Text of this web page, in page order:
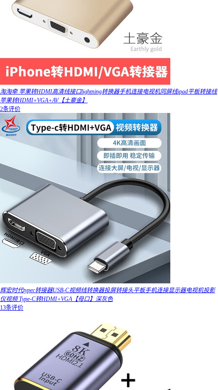
淘淘牵 苹果转HDMI高清线接口lightning转换器手机连接电视机同屏线ipad平板转接线
苹果转HDMI+VGA+AV【土豪金】
2条评价
辉宏时代typec转接器USB-C视频线转换器投屏转接头平板手机连接显示器电视机投影
仪视频 Type-C转HDMI+VGA【母口】深灰色
13条评价